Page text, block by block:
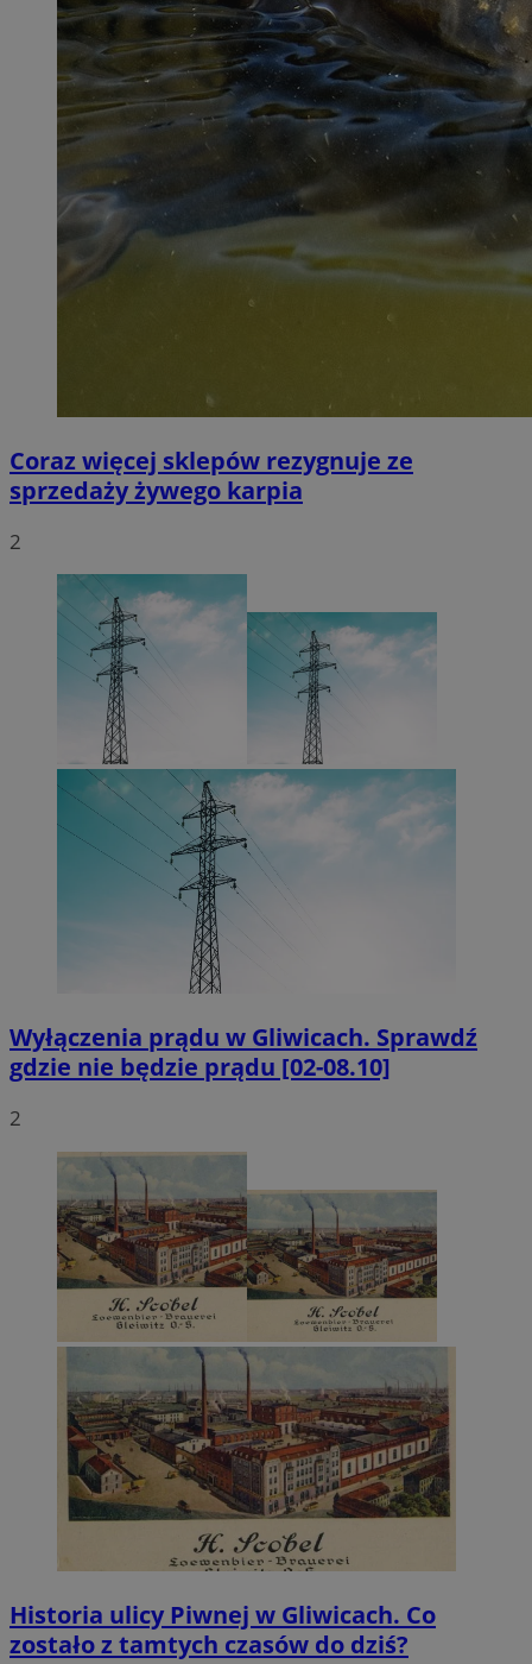
Coraz więcej sklepów rezygnuje ze
sprzedaży żywego karpia
2
Wyłączenia prądu w Gliwicach. Sprawdź
gdzie nie będzie prądu [02-08.10]
2
Historia ulicy Piwnej w Gliwicach. Co
zostało z tamtych czasów do dziś?